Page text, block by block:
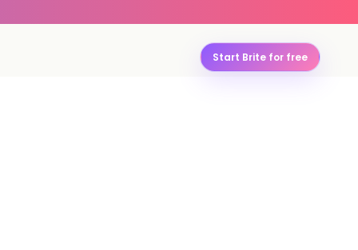
Start Brite for free